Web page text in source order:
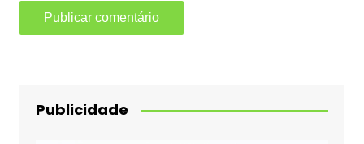
Publicidade